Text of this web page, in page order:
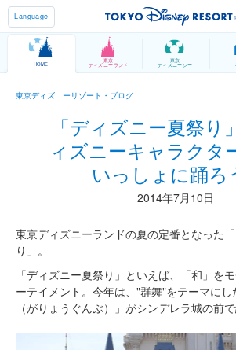
Language
HOME
東京
ディズニーランド
東京
ディズニーシー
東京ディズニーリゾート・ブログ
「ディズニー夏祭り
ィズニーキャラクタ
いっしょに踊ろ
2014年7月10日
東京ディズニーランドの夏の定番となった
り」。
「ディズニー夏祭り」といえば、「和」を
ーテイメント。今年は、"群舞"をテーマに
（がりょうぐんぶ）」がシンデレラ城の前